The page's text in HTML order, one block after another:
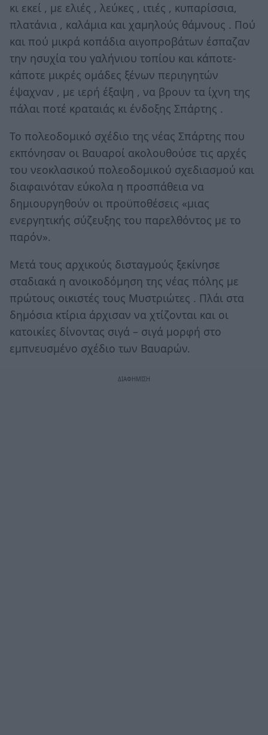
κι εκεί , με ελιές , λεύκες , ιτιές , κυπαρίσσια,
πλατάνια , καλάμια και χαμηλούς θάμνους . Πού
και πού μικρά κοπάδια αιγοπροβάτων έσπαζαν
την ησυχία του γαλήνιου τοπίου και κάποτε-
κάποτε μικρές ομάδες ξένων περιηγητών
έψαχναν , με ιερή έξαψη , να βρουν τα ίχνη της
πάλαι ποτέ κραταιάς κι ένδοξης Σπάρτης .
Το πολεοδομικό σχέδιο της νέας Σπάρτης που
εκπόνησαν οι Βαυαροί ακολουθούσε τις αρχές
του νεοκλασικού πολεοδομικού σχεδιασμού και
διαφαινόταν εύκολα η προσπάθεια να
δημιουργηθούν οι προϋποθέσεις «μιας
ενεργητικής σύζευξης του παρελθόντος με το
παρόν».
Μετά τους αρχικούς δισταγμούς ξεκίνησε
σταδιακά η ανοικοδόμηση της νέας πόλης με
πρώτους οικιστές τους Μυστριώτες . Πλάι στα
δημόσια κτίρια άρχισαν να χτίζονται και οι
κατοικίες δίνοντας σιγά – σιγά μορφή στο
εμπνευσμένο σχέδιο των Βαυαρών.